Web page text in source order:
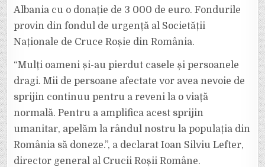
Albania cu o donație de 3 000 de euro. Fondurile
provin din fondul de urgență al Societății
Naționale de Cruce Roșie din România.
“Mulți oameni și-au pierdut casele și persoanele
dragi. Mii de persoane afectate vor avea nevoie de
sprijin continuu pentru a reveni la o viață
normală. Pentru a amplifica acest sprijin
umanitar, apelăm la rândul nostru la populația din
România să doneze.”, a declarat Ioan Silviu Lefter,
director general al Crucii Roșii Române.